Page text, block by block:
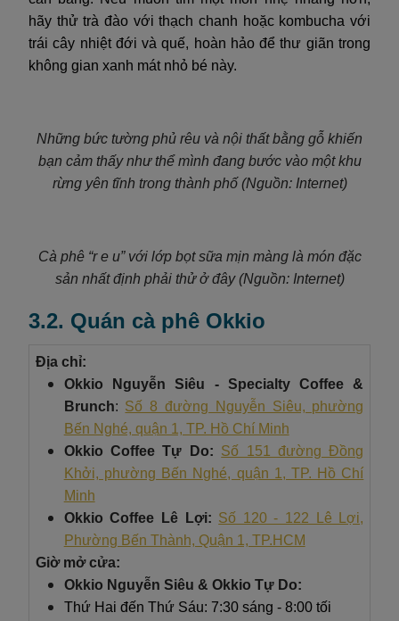
hãy thử trà đào với thạch chanh hoặc kombucha với
trái cây nhiệt đới và quế, hoàn hảo để thư giãn trong
không gian xanh mát nhỏ bé này.
Những bức tường phủ rêu và nội thất bằng gỗ khiến
bạn cảm thấy như thể mình đang bước vào một khu
rừng yên tĩnh trong thành phố (Nguồn: Internet)
Cà phê “r e u” với lớp bọt sữa mịn màng là món đặc
sản nhất định phải thử ở đây (Nguồn: Internet)
3.2. Quán cà phê Okkio
Địa chỉ:
Okkio Nguyễn Siêu - Specialty Coffee &
Brunch: Số 8 đường Nguyễn Siêu, phường
Bến Nghé, quận 1, TP. Hồ Chí Minh
Okkio Coffee Tự Do: Số 151 đường Đồng
Khởi, phường Bến Nghé, quận 1, TP. Hồ Chí
Minh
Okkio Coffee Lê Lợi: Số 120 - 122 Lê Lợi,
Phường Bến Thành, Quận 1, TP.HCM
Giờ mở cửa:
Okkio Nguyễn Siêu & Okkio Tự Do:
Thứ Hai đến Thứ Sáu: 7:30 sáng - 8:00 tối